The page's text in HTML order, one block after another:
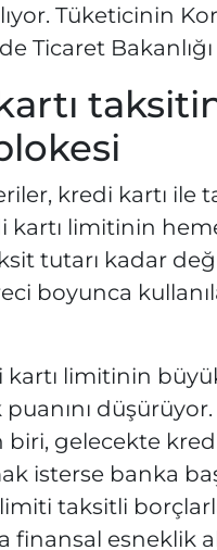
Tüketicinin
Ticaret
kredi kartı ile
kartı limitinin
tutarı kadar
boyunca
limitinin
gelecekte
isterse banka
taksitli
finansal esneklik